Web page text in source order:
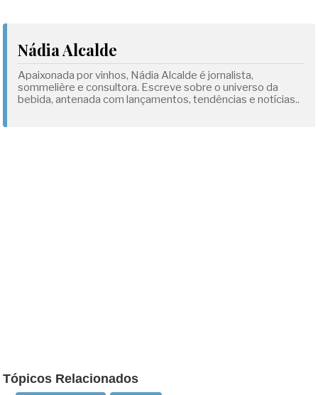
Nádia Alcalde
Apaixonada por vinhos, Nádia Alcalde é jornalista,
sommelière e consultora. Escreve sobre o universo da
bebida, antenada com lançamentos, tendências e notícias..
Tópicos Relacionados